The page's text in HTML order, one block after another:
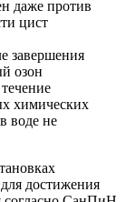
даже против
цист
завершения
озон
химических
воде не
достижения